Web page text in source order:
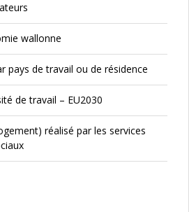
wallonne
pays de travail ou de résidence
de travail – EU2030
réalisé par les services